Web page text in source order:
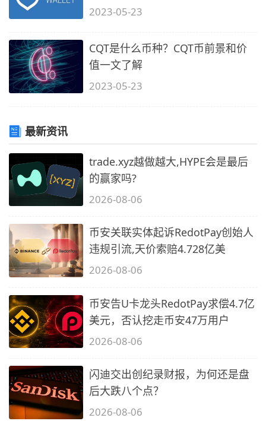
2023-05-23
CQT是什么币种？CQT币前景和价
值一文了解
2023-05-23
最新资讯
trade.xyz越做越大,HYPE会是最后
的赢家吗?
2026-08-06
币安关联实体起诉RedotPay创始人
违规引流,天价索赔4.728亿美
2026-08-06
币安告U卡龙头RedotPay求偿4.7亿
美元，否认挖走币安47万用户
2026-08-06
闪迪交出创纪录财报，为何还是盘
后大跌八个点？
2026-08-06